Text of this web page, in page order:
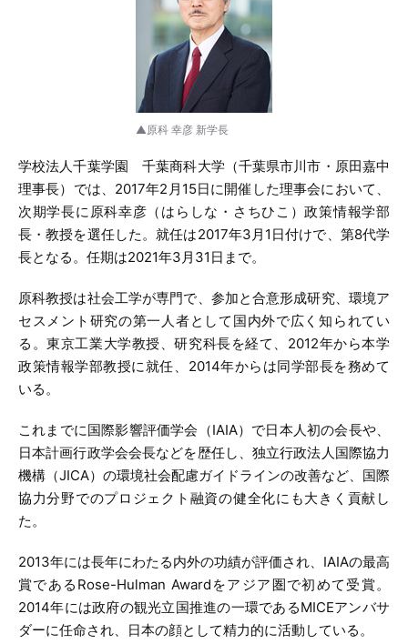
▲原科 幸彦 新学長
学校法人千葉学園 千葉商科大学（千葉県市川市・原田嘉中
理事長）では、2017年2月15日に開催した理事会において、
次期学長に原科幸彦（はらしな・さちひこ）政策情報学部
長・教授を選任した。就任は2017年3月1日付けで、第8代学
長となる。任期は2021年3月31日まで。
原科教授は社会工学が専門で、参加と合意形成研究、環境ア
セスメント研究の第一人者として国内外で広く知られてい
る。東京工業大学教授、研究科長を経て、2012年から本学
政策情報学部教授に就任、2014年からは同学部長を務めて
いる。
これまでに国際影響評価学会（IAIA）で日本人初の会長や、
日本計画行政学会会長などを歴任し、独立行政法人国際協力
機構（JICA）の環境社会配慮ガイドラインの改善など、国際
協力分野でのプロジェクト融資の健全化にも大きく貢献し
た。
2013年には長年にわたる内外の功績が評価され、IAIAの最高
賞であるRose-Hulman Awardをアジア圏で初めて受賞。
2014年には政府の観光立国推進の一環であるMICEアンバサ
ダーに任命され、日本の顔として精力的に活動している。